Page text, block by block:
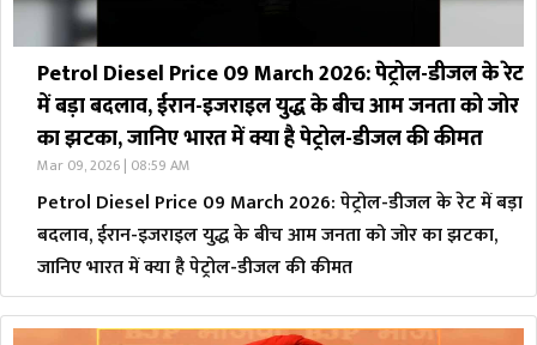
Petrol Diesel Price 09 March 2026: पेट्रोल-डीजल के रेट
में बड़ा बदलाव, ईरान-इजराइल युद्ध के बीच आम जनता को जोर
का झटका, जानिए भारत में क्या है पेट्रोल-डीजल की कीमत
Mar 09, 2026 | 08:59 AM
Petrol Diesel Price 09 March 2026: पेट्रोल-डीजल के रेट में बड़ा
बदलाव, ईरान-इजराइल युद्ध के बीच आम जनता को जोर का झटका,
जानिए भारत में क्या है पेट्रोल-डीजल की कीमत